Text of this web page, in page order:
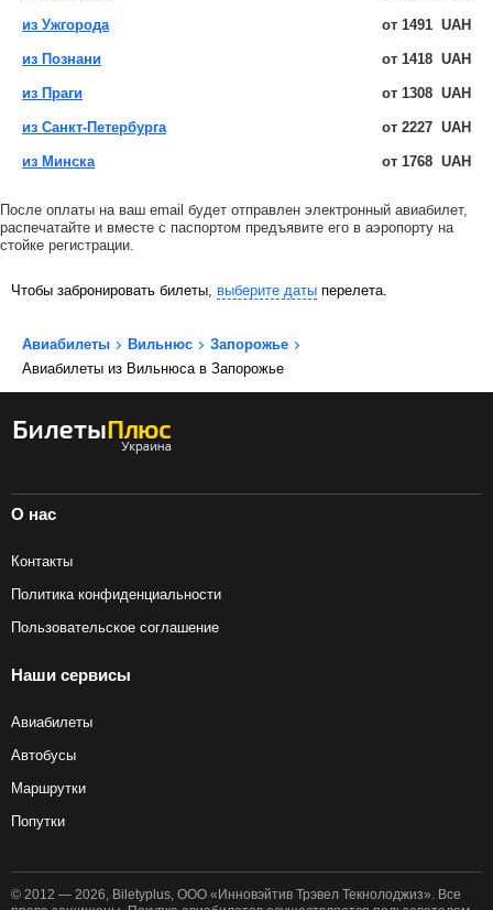
из Ужгорода от 1491 UAH
из Познани от 1418 UAH
из Праги от 1308 UAH
из Санкт-Петербурга от 2227 UAH
из Минска от 1768 UAH
После оплаты на ваш email будет отправлен электронный авиабилет,
распечатайте и вместе с паспортом предъявите его в аэропорту на
стойке регистрации.
Чтобы забронировать билеты, выберите даты перелета.
Авиабилеты Вильнюс
Запорожье
Авиабилеты из Вильнюса в Запорожье
О нас
Контакты
Политика конфиденциальности
Пользовательское соглашение
Наши сервисы
Авиабилеты
Автобусы
Маршрутки
Попутки
© 2012 — 2026, Biletyplus, ООО «Инновэйтив Трэвел Текнолоджиз». Все